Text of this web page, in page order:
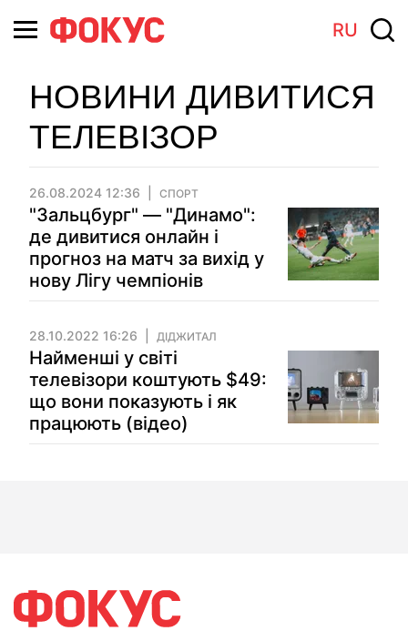
RU
НОВИНИ ДИВИТИСЯ
ТЕЛЕВІЗОР
26.08.2024 12:36 СПОРТ
"Зальцбург" — "Динамо":
де дивитися онлайн і
прогноз на матч за вихід у
нову Лігу чемпіонів
28.10.2022 16:26 ДІДЖИТАЛ
Найменші у світі
телевізори коштують $49:
що вони показують і як
працюють (відео)